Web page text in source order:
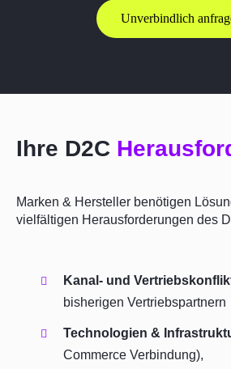
Unverbindlich
Ihre D2C
Marken & Hersteller benötigen
vielfältigen Herausforderungen des
Kanal- und
bisherigen Vertriebspartnern
Technologien &
Commerce Verbindung),